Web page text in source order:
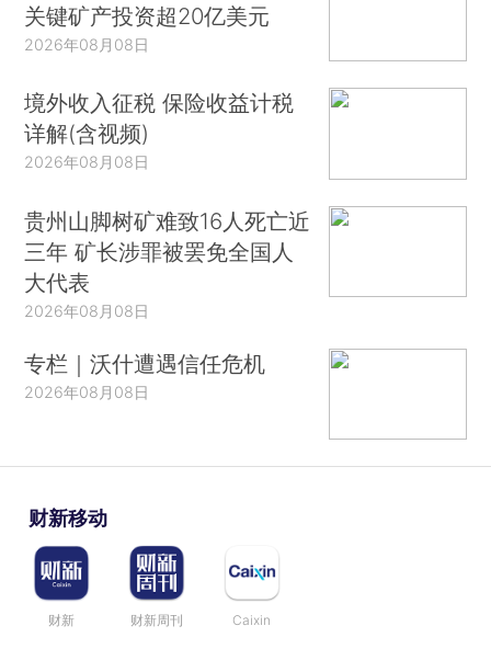
关键矿产投资超20亿美元
2026年08月08日
境外收入征税 保险收益计税
详解(含视频)
2026年08月08日
贵州山脚树矿难致16人死亡近
三年 矿长涉罪被罢免全国人
大代表
2026年08月08日
专栏｜沃什遭遇信任危机
2026年08月08日
财新移动
财新 财新周刊 Caixin